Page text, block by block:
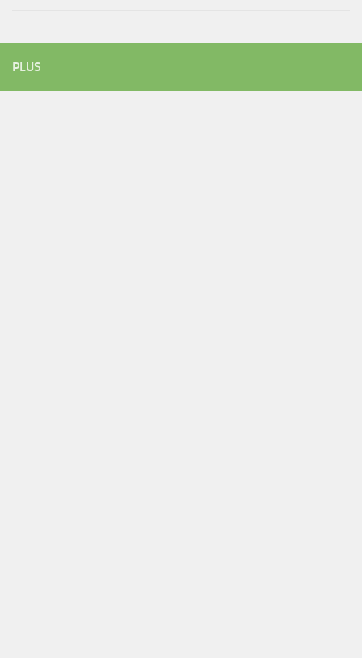
PLUS